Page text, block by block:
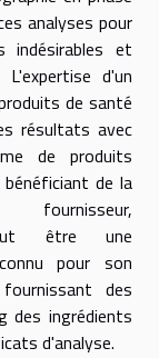
analyses pour
indésirables et
d'un
de santé
résultats avec
de produits
de la
être une
pour son
des
des ingrédients
d'analyse.